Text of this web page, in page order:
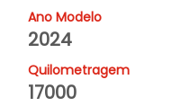
Ano Modelo
2024
Quilometragem
17000